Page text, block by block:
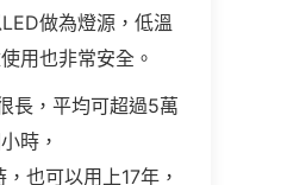
做為燈源，低溫
用也非常安全。
長，平均可超過5萬
時，
也可以用上17年，